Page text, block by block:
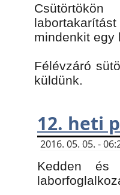
mindenkit
Félévzáró
küldünk.
12. heti
2016. 05. 05. -
Kedden és